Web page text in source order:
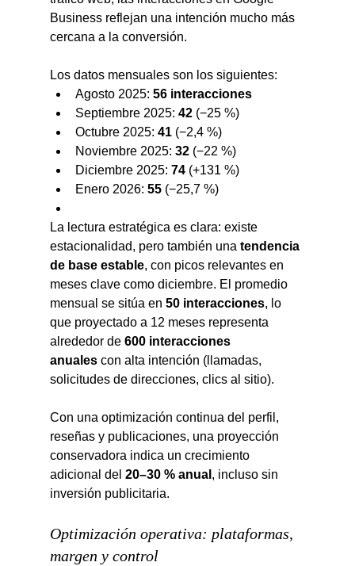
Business reflejan una intención mucho más
cercana a la conversión.
Los datos mensuales son los siguientes:
Agosto 2025: 56 interacciones
Septiembre 2025: 42 (−25 %)
Octubre 2025: 41 (−2,4 %)
Noviembre 2025: 32 (−22 %)
Diciembre 2025: 74 (+131 %)
Enero 2026: 55 (−25,7 %)
La lectura estratégica es clara: existe
estacionalidad, pero también una tendencia
de base estable, con picos relevantes en
meses clave como diciembre. El promedio
mensual se sitúa en 50 interacciones, lo
que proyectado a 12 meses representa
alrededor de 600 interacciones
anuales con alta intención (llamadas,
solicitudes de direcciones, clics al sitio).
Con una optimización continua del perfil,
reseñas y publicaciones, una proyección
conservadora indica un crecimiento
adicional del 20–30 % anual , incluso sin
inversión publicitaria.
Optimización operativa: plataformas,
margen y control